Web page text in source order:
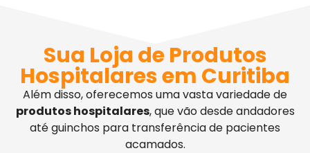
Sua Loja de Produtos
Hospitalares em Curitiba
Além disso, oferecemos uma vasta variedade de
produtos hospitalares, que vão desde andadores
até guinchos para transferência de pacientes
acamados.